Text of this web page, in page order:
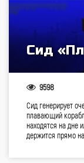
Сид
9598
Сид генерирует
плавающий
находятся на дне
держится прямо